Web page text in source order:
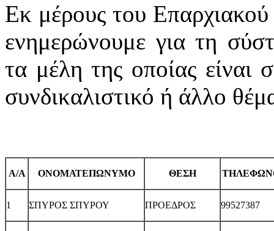
Εκ μέρους του
ενημερώνουμε για τη
τα μέλη της οποίας είναι
συνδικαλιστικό ή άλλο
Α/Α ΟΝΟΜΑΤΕΠΩΝΥΜΟ ΘΕΣΗ
1 ΣΠΥΡΟΣ ΣΠΥΡΟΥ ΠΡΟΕΔΡΟΣ 99527387